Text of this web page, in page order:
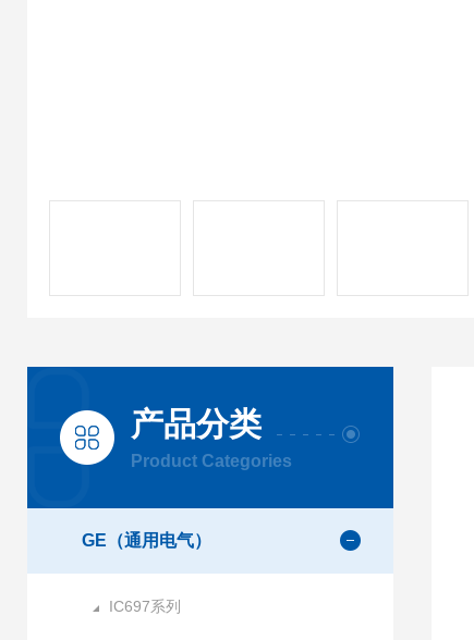
产品分类
Product Categories
GE（通用电气）
IC697系列